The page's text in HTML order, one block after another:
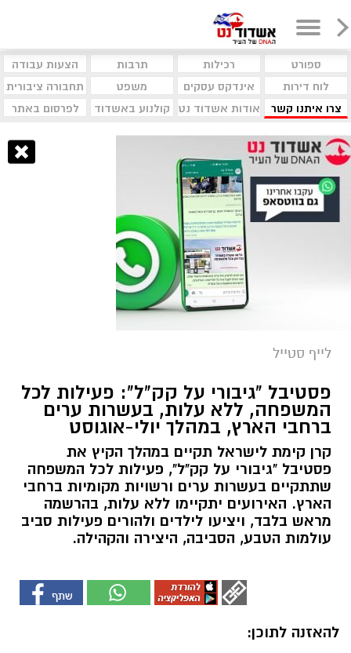
ספורט רכילות תרבות
הצעות עבודה
לוח דירות
אינדקס עסקים משפט
תחבורה ציבורית
צרו איתנו קשר
אודות אשדוד נט קולנוע באשדוד לפרסום באתר
לייף סטייל
פסטיבל "גיבורי על קק"ל": פעילות לכל
המשפחה, ללא עלות, בעשרות ערים
ברחבי הארץ, במהלך יולי-אוגוסט
קרן קימת לישראל תקיים במהלך הקיץ את
פסטיבל "גיבורי על קק"ל", פעילות לכל המשפחה
שתתקיים בעשרות ערים ורשויות מקומיות ברחבי
הארץ. האירועים יתקיימו ללא עלות, בהרשמה
מראש בלבד, ויציעו לילדים ולהורים פעילות סביב
עולמות הטבע, הסביבה, היצירה והקהילה.
להאזנה לתוכן: